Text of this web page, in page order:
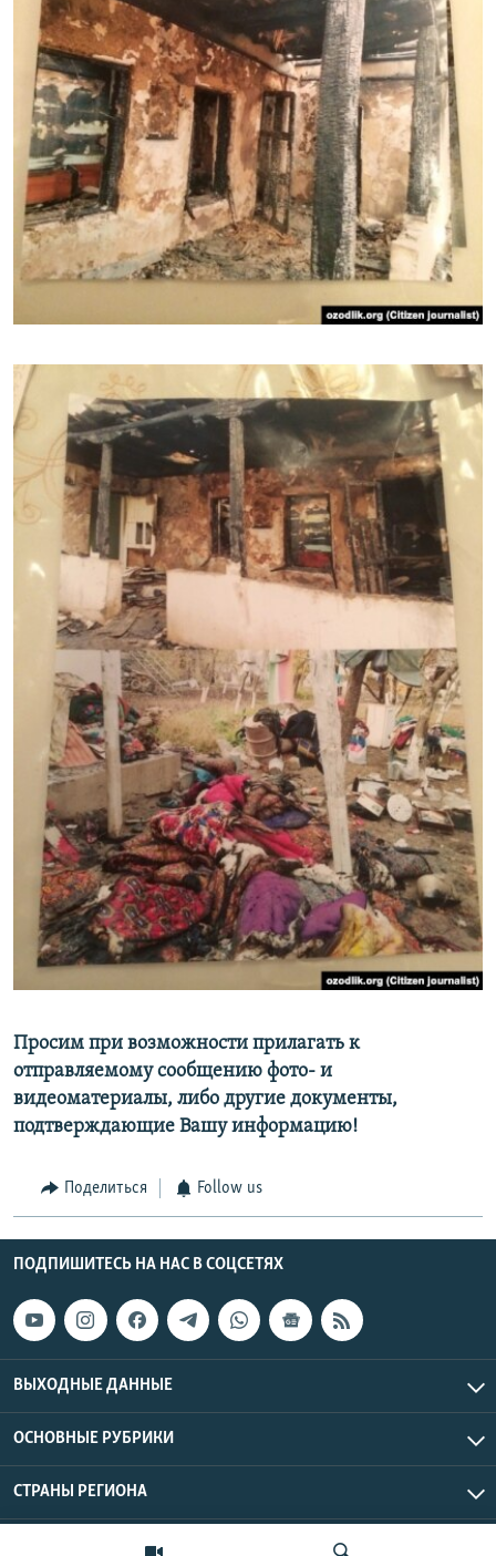
Просим при возможности прилагать к
отправляемому сообщению фото- и
видеоматериалы, либо другие документы,
подтверждающие Вашу информацию!
Поделиться Follow us
ПОДПИШИТЕСЬ НА НАС В СОЦСЕТЯХ
ВЫХОДНЫЕ ДАННЫЕ
ОСНОВНЫЕ РУБРИКИ
СТРАНЫ РЕГИОНА
Азаттык Азия © 2026 RFE/RL, Inc. | Все права защищены.